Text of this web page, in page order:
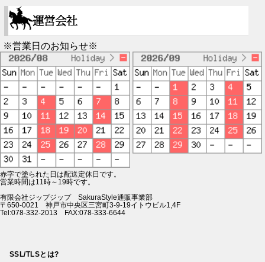
※営業日のお知らせ※
赤字で塗られた日は配送定休日です。
営業時間は11時～19時です。
有限会社ジップジップ SakuraStyle通販事業部
〒650-0021 神戸市中央区三宮町3-9-19イトウビル1,4F
Tel:078-332-2013 FAX:078-333-6644
SSL/TLSとは?